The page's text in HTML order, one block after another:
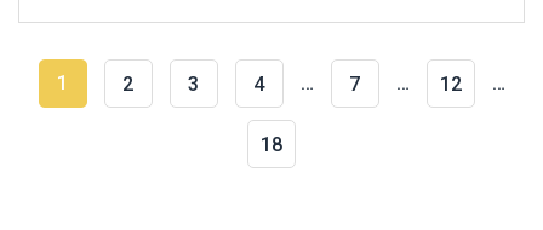
1 2 3 4 … 7 … 12 …
18